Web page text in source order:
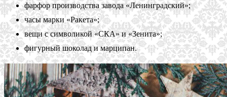
фарфор производства завода «Ленинградский»;
часы марки «Ракета»;
вещи с символикой «СКА» и «Зенита»;
фигурный шоколад и марципан.